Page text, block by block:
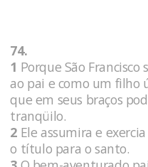
74.
1 Porque São
ao pai e como um filho
que em seus braços
tranqüilo.
2 Ele assumira e
o título para o santo.